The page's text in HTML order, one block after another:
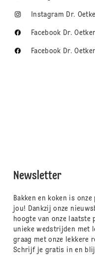
Instagram Dr.
Facebook Dr.
Facebook Dr.
Newsletter
Bakken en koken is
jou! Dankzij onze
hoogte van onze
unieke wedstrijden met
graag met onze lekkere
Schrijf je gratis in en